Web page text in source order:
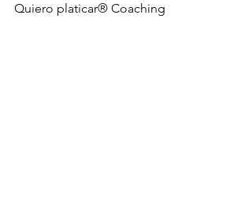
Quiero platicar® Coaching